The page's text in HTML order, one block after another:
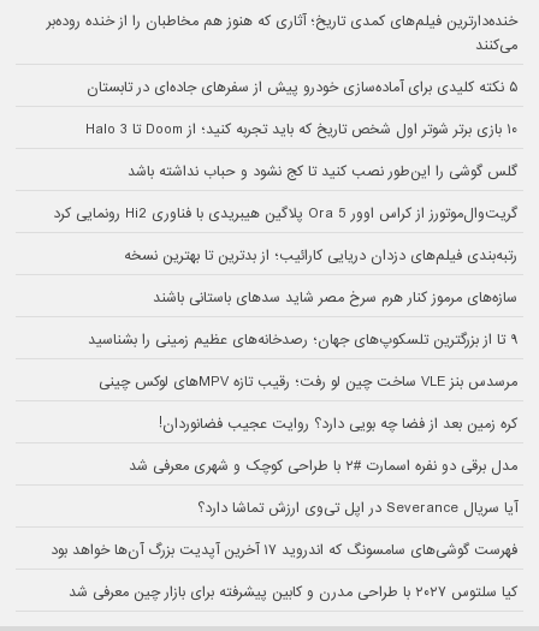
خنده‌دارترین فیلم‌های کمدی تاریخ؛ آثاری که هنوز هم مخاطبان را از خنده روده‌بر
می‌کنند
۵ نکته کلیدی برای آماده‌سازی خودرو پیش از سفرهای جاده‌ای در تابستان
۱۰ بازی برتر شوتر اول شخص تاریخ که باید تجربه کنید؛ از Doom تا Halo 3
گلس گوشی را این‌طور نصب کنید تا کج نشود و حباب نداشته باشد
گریت‌وال‌موتورز از کراس اوور Ora 5 پلاگین هیبریدی با فناوری Hi2 رونمایی کرد
رتبه‌بندی فیلم‌های دزدان دریایی کارائیب؛ از بدترین تا بهترین نسخه
سازه‌های مرموز کنار هرم سرخ مصر شاید سدهای باستانی باشند
۹ تا از بزرگترین تلسکوپ‌های جهان؛ رصدخانه‌های عظیم زمینی را بشناسید
مرسدس بنز VLE ساخت چین لو رفت؛ رقیب تازه MPVهای لوکس چینی
کره زمین بعد از فضا چه بویی دارد؟ روایت عجیب فضانوردان!
مدل برقی دو نفره اسمارت #۲ با طراحی کوچک و شهری معرفی شد
آیا سریال Severance در اپل تی‌وی ارزش تماشا دارد؟
فهرست گوشی‌های سامسونگ که اندروید ۱۷ آخرین آپدیت بزرگ آن‌ها خواهد بود
کیا سلتوس ۲۰۲۷ با طراحی مدرن و کابین پیشرفته برای بازار چین معرفی شد